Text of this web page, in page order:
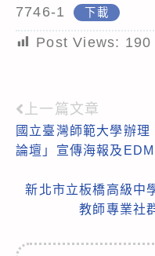
7746-1 下載
Post Views: 190
Read
more
上一篇文章
國立臺灣師範大學辦
論壇」宣傳海報及EDM
新北市立板橋高級中
教師專業社